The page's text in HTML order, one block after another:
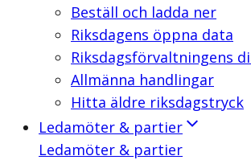
Beställ och ladda ner
Riksdagens öppna data
Riksdagsförvaltningens
Allmänna handlingar
Hitta äldre riksdagstryck
Ledamöter & partier
Ledamöter & partier